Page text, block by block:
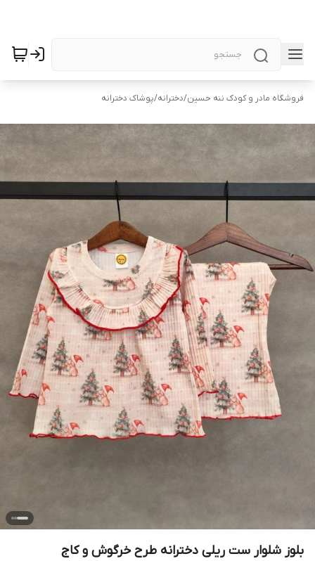
فروشگاه مادر و کودک ننه حسین/دخترانه/پوشاک دخترانه
بلوز شلوار ست ریلی دخترانه طرح خرگوش و کاج